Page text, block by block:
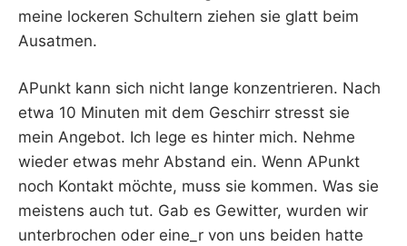
meine lockeren Schultern ziehen sie glatt beim
Ausatmen.
APunkt kann sich nicht lange konzentrieren. Nach
etwa 10 Minuten mit dem Geschirr stresst sie
mein Angebot. Ich lege es hinter mich. Nehme
wieder etwas mehr Abstand ein. Wenn APunkt
noch Kontakt möchte, muss sie kommen. Was sie
meistens auch tut. Gab es Gewitter, wurden wir
unterbrochen oder eine_r von uns beiden hatte